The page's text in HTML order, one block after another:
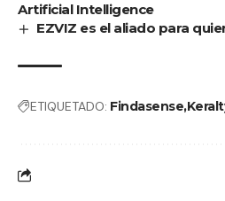
Artificial Intelligence
EZVIZ es el aliado para
ETIQUETADO: Findasense